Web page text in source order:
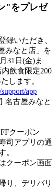
"をプレゼ
録いただき、
みなと店」を
31日(金)ま
飲食限定200
します。
app
名古屋みなと
クーポン
司アプリの通
。
クーポン画面
り、デリバリ